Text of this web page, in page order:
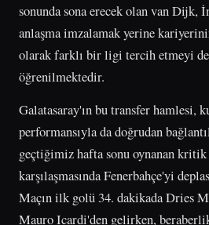
sonunda sona erecek olan van Dijk,
anlaşma imzalamak yerine
olarak farklı bir ligi tercih etmeyi
öğrenilmektedir.
Galatasaray'ın bu transfer hamlesi,
performansıyla da doğrudan
geçtiğimiz hafta sonu oynanan
karşılaşmasında Fenerbahçe'yi
Maçın ilk golü 34. dakikada Dries
Mauro Icardi'den gelirken,